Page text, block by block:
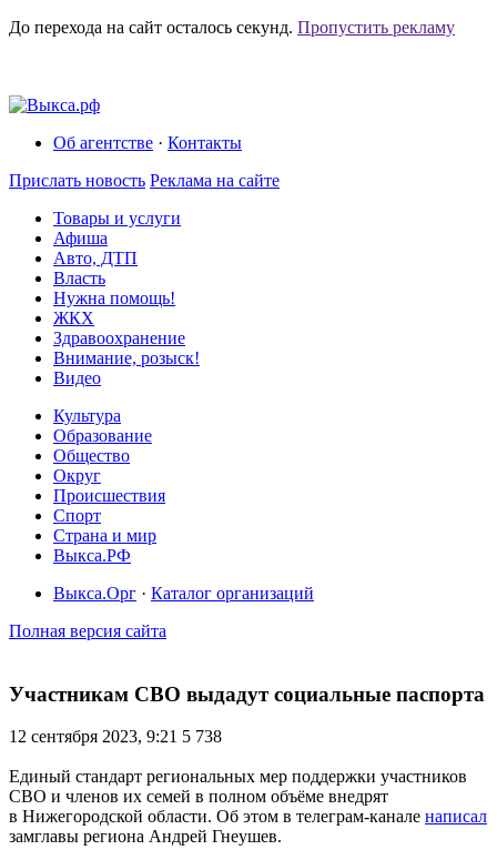
До перехода на сайт осталось секунд. Пропустить рекламу
Об агентстве · Контакты
Прислать новость Реклама на сайте
Товары и услуги
Афиша
Авто, ДТП
Власть
Нужна помощь!
ЖКХ
Здравоохранение
Внимание, розыск!
Видео
Культура
Образование
Общество
Округ
Происшествия
Спорт
Страна и мир
Выкса.РФ
Выкса.Орг · Каталог организаций
Полная версия сайта
Участникам СВО выдадут социальные паспорта
12 сентября 2023, 9:21 5 738
Единый стандарт региональных мер поддержки участников
СВО и членов их семей в полном объёме внедрят
в Нижегородской области. Об этом в телеграм-канале написал
замглавы региона Андрей Гнеушев.